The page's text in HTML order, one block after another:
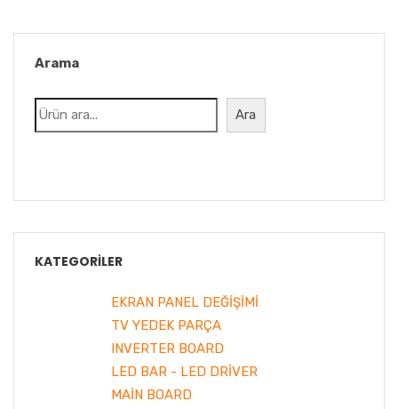
Arama
Ara
KATEGORILER
EKRAN PANEL DEĞİŞİMİ
TV YEDEK PARÇA
INVERTER BOARD
LED BAR - LED DRİVER
MAİN BOARD